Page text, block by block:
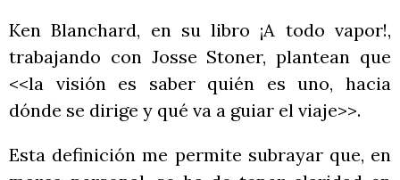
Ken Blanchard, en su libro ¡A todo vapor!,
trabajando con Josse Stoner, plantean que
<<la visión es saber quién es uno, hacia
dónde se dirige y qué va a guiar el viaje>>.
Esta definición me permite subrayar que, en